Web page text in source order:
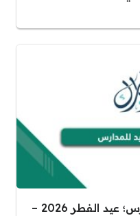
متى تنتهي اجازة العيد للمدارس؛ عيد الفطر 2026 –